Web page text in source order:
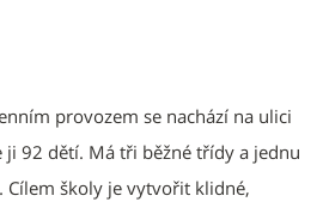
provozem se nachází na ulici
ji 92 dětí. Má tři běžné třídy a jednu
Cílem školy je vytvořit klidné,